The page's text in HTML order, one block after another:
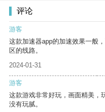
评论
游客
这款加速器app的加速效果一般
区的线路。
2024-01-31
游客
这款游戏非常好玩，画面精美，
没有玩腻。